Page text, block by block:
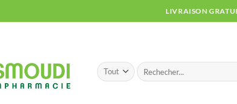
LIVRAISON
Recherche
pour :